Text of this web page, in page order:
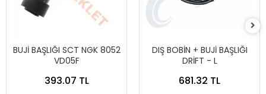
BUJİ BAŞLIĞI SCT NGK 8052
VD05F
393.07 TL
DIŞ BOBİN + BUJİ BAŞLIĞI
DRİFT - L
681.32 TL